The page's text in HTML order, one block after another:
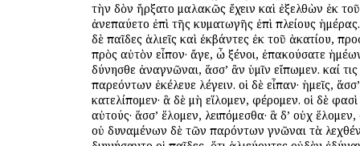
τὴν ὁδὸν ἤρξατο μαλακῶς ἔχειν καὶ ἐξελθὼν ἐκ
ἀνεπαύετο ἐπὶ τῆς κυματωγῆς ἐπὶ πλείους
δὲ παῖδες ἁλιεῖς καὶ ἐκβάντες ἐκ τοῦ ἀκατίου,
πρὸς αὐτὸν εἶπον· ἄγε, ὦ ξένοι, ἐπακούσατε
δύνησθε ἀναγνῶναι, ἅσσ’ ἂν ὑμῖν εἴπωμεν. καί
παρεόντων ἐκέλευε λέγειν. οἱ δὲ εἶπαν· ἡμεῖς,
κατελίπομεν· ἃ δὲ μὴ εἵλομεν, φέρομεν. οἱ δὲ
αὐτούς· ἅσσ’ ἕλομεν, λειπόμεσθα· ἃ δ’ οὐχ
οὐ δυναμένων δὲ τῶν παρόντων γνῶναι τὰ